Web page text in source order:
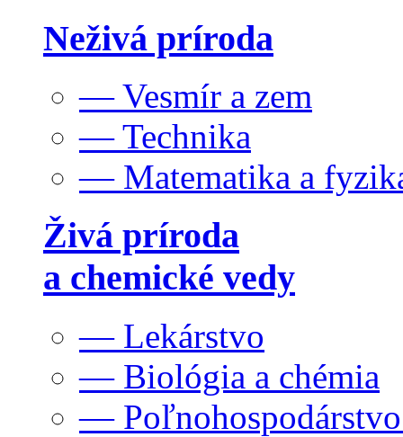
Neživá príroda
— Vesmír a zem
— Technika
— Matematika a
Živá príroda
a chemické vedy
— Lekárstvo
— Biológia a chémia
—